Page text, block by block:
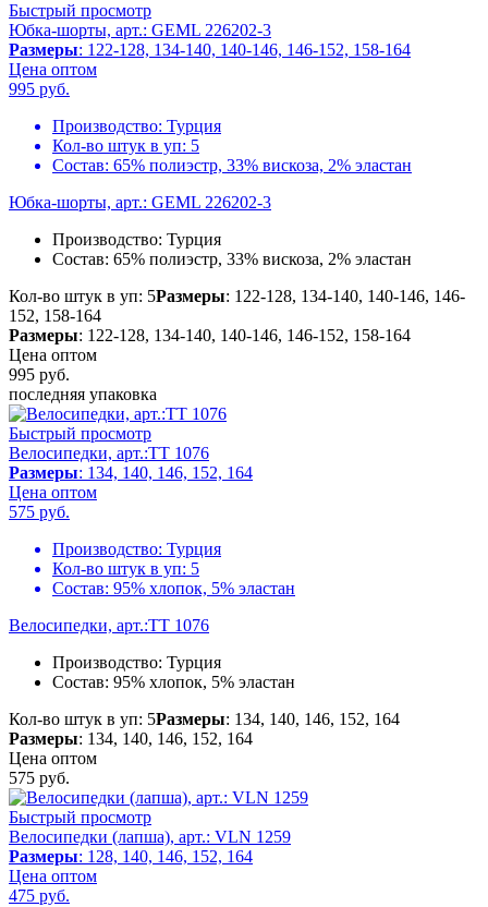
Быстрый просмотр
Юбка-шорты, арт.: GEML 226202-3
Размеры: 122-128, 134-140, 140-146, 146-152, 158-164
Цена оптом
995 руб.
Производство: Турция
Кол-во штук в уп: 5
Состав: 65% полиэстр, 33% вискоза, 2% эластан
Юбка-шорты, арт.: GEML 226202-3
Производство: Турция
Состав: 65% полиэстр, 33% вискоза, 2% эластан
Кол-во штук в уп: 5Размеры: 122-128, 134-140, 140-146, 146-
152, 158-164
Размеры: 122-128, 134-140, 140-146, 146-152, 158-164
Цена оптом
995 руб.
последняя упаковка
Быстрый просмотр
Велосипедки, арт.:TT 1076
Размеры: 134, 140, 146, 152, 164
Цена оптом
575 руб.
Производство: Турция
Кол-во штук в уп: 5
Состав: 95% хлопок, 5% эластан
Велосипедки, арт.:TT 1076
Производство: Турция
Состав: 95% хлопок, 5% эластан
Кол-во штук в уп: 5Размеры: 134, 140, 146, 152, 164
Размеры: 134, 140, 146, 152, 164
Цена оптом
575 руб.
Быстрый просмотр
Велосипедки (лапша), арт.: VLN 1259
Размеры: 128, 140, 146, 152, 164
Цена оптом
475 руб.